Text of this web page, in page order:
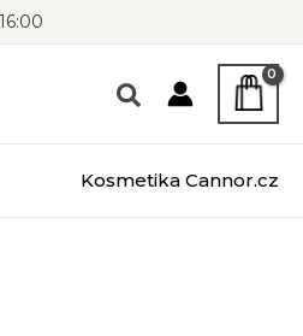
Kosmetika Cannor.cz